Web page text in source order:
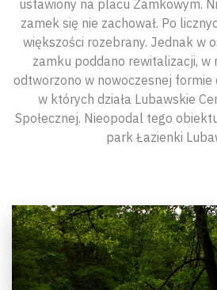
ustawiony na placu Zamkowym.
zamek się nie zachował. Po
większości rozebrany. Jednak w
zamku poddano rewitalizacji, w
odtworzono w nowoczesnej formie
w których działa Lubawskie
Społecznej. Nieopodal tego
park Łazienki